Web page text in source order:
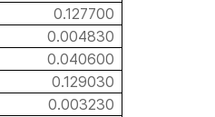
0.127700
0.004830
0.040600
0.129030
0.003230